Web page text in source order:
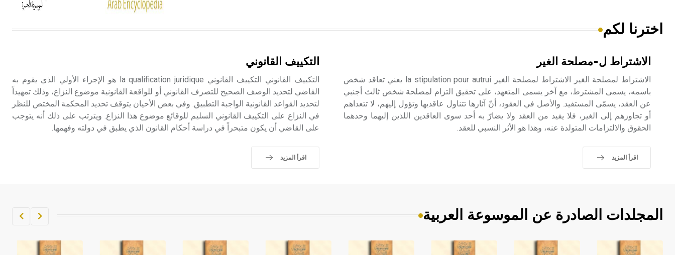
الحجم ويسمى الش
الإنكليزية أب
- هل تعلم أن أبجر Abgar اسم معروف
جيداً يعود إلى عدد من الملوك الذين
حيث تقتصر القيمة الصوتية للعلامة الك
اخترنا لكم
الاشتراط ل-مصلحة الغير
الاشتراط لمصلحة الغير الاشتراط لمصلحة الغير la stipulation pour autrui يعني تعاقد شخص
باسمه، يسمى المشترط، مع آخر يسمى المتعهد، على تحقيق التزام لمصلحة شخص ثالث أجنبي
عن العقد، يسمّى المستفيد. والأصل في العقود، أنّ آثارها تتناول عاقديها وتؤول إليهم، لا تتعداهم
أو تجاوزهم إلى الغير، فلا يفيد من العقد ولا يضارّ به أحد سوى العاقدين اللذين إليهما وحدهما
الحقوق والالتزامات المتولدة عنه، وهذا هو الأثر النسبي للعقد.
اقرأ المزيد
التكييف القانوني
التكييف القانوني التكييف القانوني la qualification juridique هو الإجراء الأولي الذي يقوم به
القاضي لتحديد الوصف الصحيح للتصرف القانوني أو للواقعة القانونية موضوع النزاع، وذلك تمهيداً
لتحديد القواعد القانونية الواجبة التطبيق. وفي بعض الأحيان يتوقف تحديد المحكمة المختص للنظر
في النزاع على التكييف القانوني السليم للوقائع موضوع هذا النزاع. ويترتب على ذلك أنه يتوجب
على القاضي أن يكون متبحراً في دراسة أحكام القانون الذي يطبق في دولته وفهمها.
اقرأ المزيد
المجلدات الصادرة عن الموسوعة العربية